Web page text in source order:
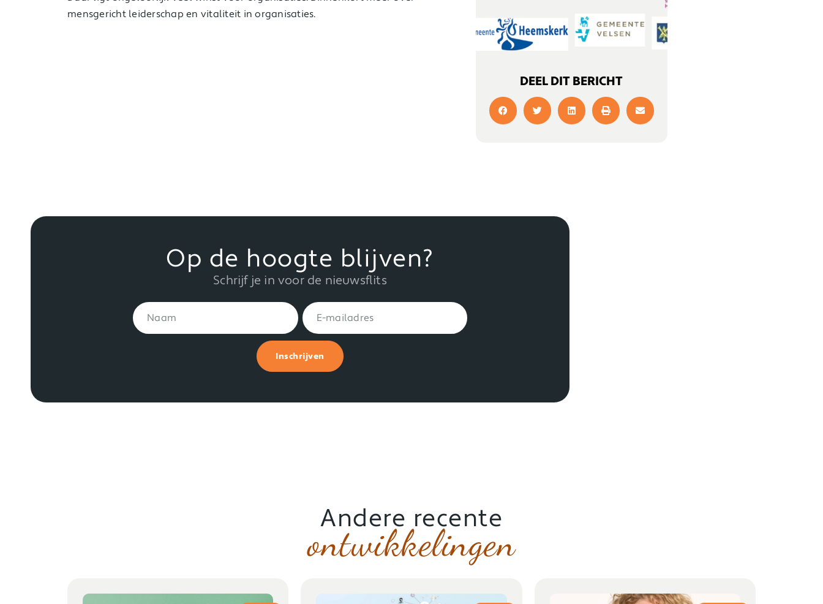
mensgericht leiderschap en vitaliteit in organisaties.
DEEL DIT BERICHT
Op de hoogte blijven?
Schrijf je in voor de nieuwsflits
Inschrijven
Andere recente
ontwikkelingen